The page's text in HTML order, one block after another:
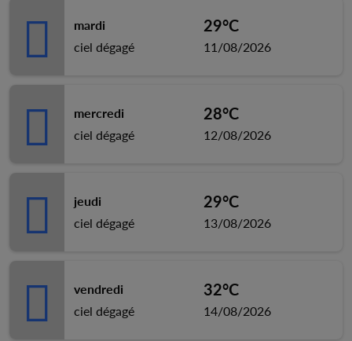
mardi
ciel dégagé
29°C
11/08/2026
mercredi
ciel dégagé
28°C
12/08/2026
jeudi
ciel dégagé
29°C
13/08/2026
vendredi
ciel dégagé
32°C
14/08/2026